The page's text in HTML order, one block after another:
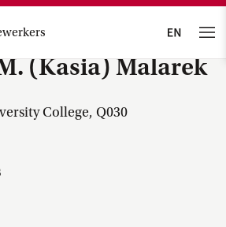
(Kasia) Malarek
College, Q030